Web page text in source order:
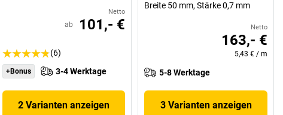
Netto
ab 101,- €
(6)
+Bonus 3-4 Werktage
2 Varianten anzeigen
Breite 50 mm, Stärke 0,7 mm
Netto
163,- €
5,43 € / m
5-8 Werktage
3 Varianten anzeigen